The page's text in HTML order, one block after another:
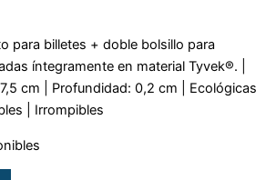
para billetes + doble bolsillo para
íntegramente en material Tyvek®. |
cm | Profundidad: 0,2 cm | Ecológicas
| Irrompibles